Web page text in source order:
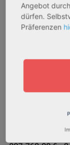
Rendite:
Assetklasse:
Neubau
Angebot
dürfen.
Präferenzen